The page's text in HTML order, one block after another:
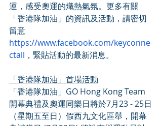
運，感受奧運的熾熱氣氛。更多有關
「香港隊加油」的資訊及活動，請密切
留意
https://www.facebook.com/keyconne
ctall ，緊貼活動的最新消息。
「香港隊加油」首場活動
「香港隊加油 」 GO Hong Kong Team
開幕典禮及奧運同樂日將於7月23 - 25日
（星期五至日）假西九文化區舉，開幕